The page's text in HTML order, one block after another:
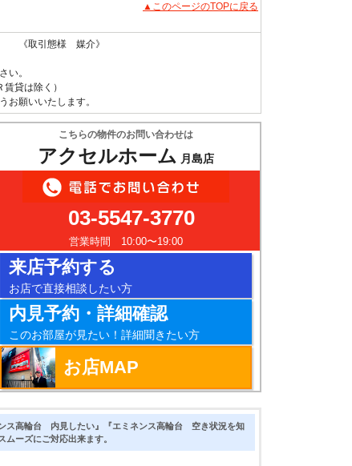
▲このページのTOPに戻る
取引態様 媒介》
い。
貸は除く）
願いいたします。
こちらの物件のお問い合わせは
アクセルホーム 月島店
03-5547-3770
営業時間 10:00〜19:00
来店予約する
お店で直接相談したい方
内見予約・詳細確認
このお部屋が見たい！詳細聞きたい方
お店MAP
ス高輪台 内見したい』『エミネンス高輪台 空き状況を知
ムーズにご対応出来ます。